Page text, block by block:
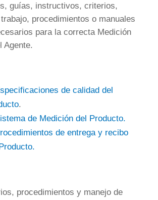
guías, instructivos, criterios,
procedimientos o manuales
para la correcta Medición
Agente.
de calidad del
.
de Medición del Producto.
de entrega y recibo
procedimientos y manejo de